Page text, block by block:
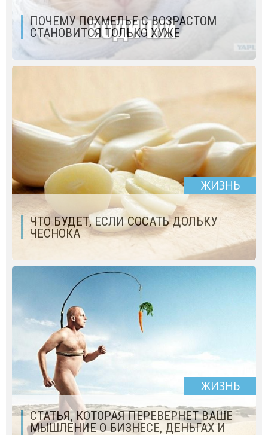
ПОЧЕМУ ПОХМЕЛЬЕ С ВОЗРАСТОМ
СТАНОВИТСЯ ТОЛЬКО ХУЖЕ
ЖИЗНЬ
ЧТО БУДЕТ, ЕСЛИ СОСАТЬ ДОЛЬКУ
ЧЕСНОКА
ЖИЗНЬ
СТАТЬЯ, КОТОРАЯ ПЕРЕВЕРНЕТ ВАШЕ
МЫШЛЕНИЕ О БИЗНЕСЕ, ДЕНЬГАХ И